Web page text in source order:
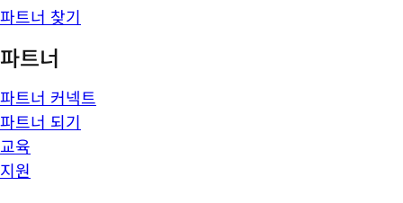
파트너 찾기
파트너
파트너 커넥트
파트너 되기
교육
지원